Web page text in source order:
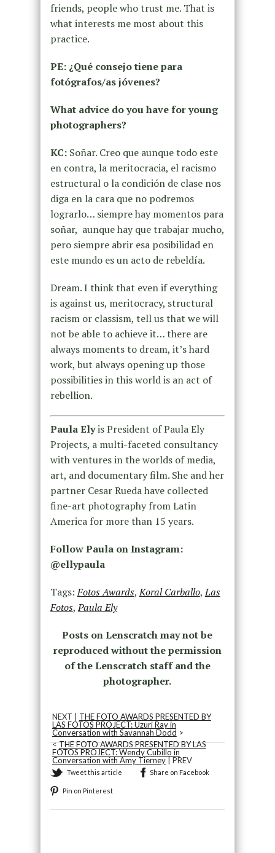
friends, people who trust me. That is
what interests me most about this
practice.
PE: ¿Qué consejo tiene para
fotógrafos/as jóvenes?
What advice do you have for young
photographers?
KC:Soñar. Creo que aunque todo este
en contra, la meritocracia, el racismo
estructural o la condición de clase nos
diga en la cara que no podremos
lograrlo… siempre hay momentos para
soñar, aunque hay que trabajar mucho,
pero siempre abrir esa posibilidad en
este mundo es un acto de rebeldía.
Dream. I think that even if everything
is against us, meritocracy, structural
racism or classism, tell us that we will
not be able to achieve it… there are
always moments to dream, it’s hard
work, but always opening up those
possibilities in this world is an act of
rebellion.
Paula Elyis President of Paula Ely
Projects, a multi-faceted consultancy
with ventures in the worlds of media,
art, and documentary film. She and her
partner Cesar Rueda have collected
fine-art photography from Latin
America for more than 15 years.
Follow Paula on Instagram:
@ellypaula
Tags:Fotos Awards,Koral Carballo,Las
Fotos,Paula Ely
Posts on Lenscratch may not be
reproduced without the permission
of the Lenscratch staff and the
photographer.
NEXT | THE FOTO AWARDS PRESENTED BY
LAS FOTOS PROJECT: Uzuri Ray in
Conversation with Savannah Dodd >
<THE FOTO AWARDS PRESENTED BY LAS
FOTOS PROJECT: Wendy Cubillo in
Conversation with Amy Tierney| PREV
Tweet this article Share on Facebook
Pin on Pinterest